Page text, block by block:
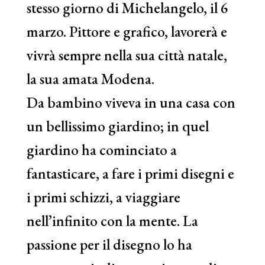
stesso giorno di Michelangelo, il 6
marzo. Pittore e grafico, lavorerà e
vivrà sempre nella sua città natale,
la sua amata Modena.
Da bambino viveva in una casa con
un bellissimo giardino; in quel
giardino ha cominciato a
fantasticare, a fare i primi disegni e
i primi schizzi, a viaggiare
nell’infinito con la mente. La
passione per il disegno lo ha